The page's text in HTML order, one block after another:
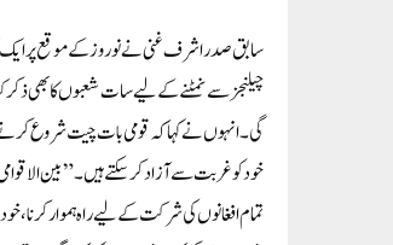
سابق صدر اشرف غنی نے نوروز کے موقع پر ایک
چیلنجز سے نمٹنے کے لیے سات شعبوں کا بھی ذکر
گی۔انہوں نے کہا کہ قومی بات چیت شروع کرنے
خود کو غربت سے آزاد کر سکتے ہیں۔”بین
تمام افغانوں کی شرکت کے لیے راہ ہموار کرنا، خود